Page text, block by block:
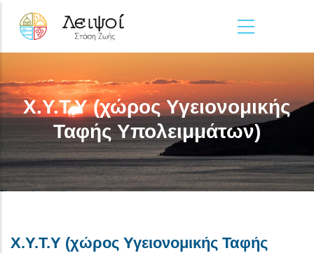
Χ.Υ.Τ.Υ (χώρος Υγειονομικής
Ταφής Υπολειμμάτων)
Χ.Υ.Τ.Υ (χώρος Υγειονομικής Ταφής